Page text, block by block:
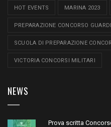
HOT EVENTS MARINA 2023
PREPARAZIONE CONCORSO
SCUOLA DI PREPARAZIONE
VICTORIA CONCORSI MILITARI
NEWS
Prova scritta